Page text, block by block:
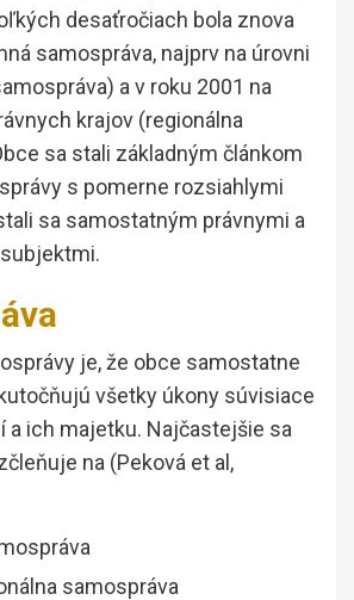
desaťročiach bola znova
samospráva, najprv na úrovni
a v roku 2001 na
krajov (regionálna
sa stali základným článkom
s pomerne rozsiahlymi
sa samostatným právnymi a
je, že obce samostatne
všetky úkony súvisiace
a ich majetku. Najčastejšie sa
na (Peková et al,
samospráva